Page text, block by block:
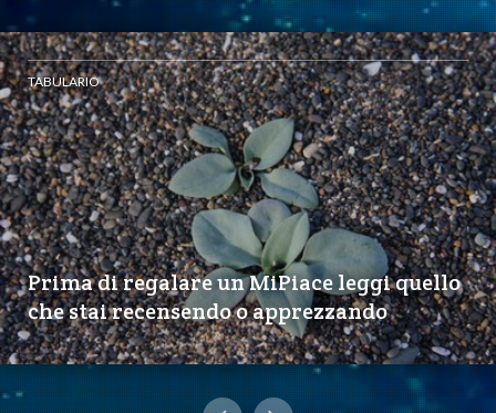
TABULARIO
Prima di regalare un MiPiace leggi quello
che stai recensendo o apprezzando